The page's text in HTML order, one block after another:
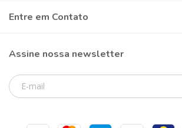
Entre em Contato
Assine nossa newsletter